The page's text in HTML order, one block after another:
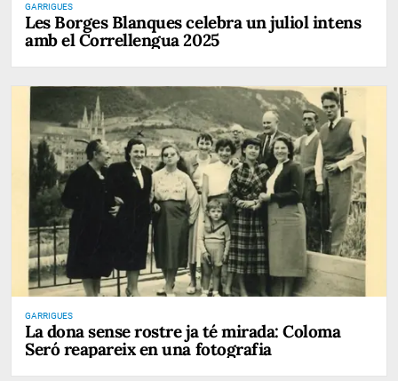
GARRIGUES
Les Borges Blanques celebra un juliol intens
amb el Correllengua 2025
GARRIGUES
La dona sense rostre ja té mirada: Coloma
Seró reapareix en una fotografia